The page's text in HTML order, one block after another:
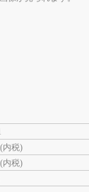
内税)
内税)